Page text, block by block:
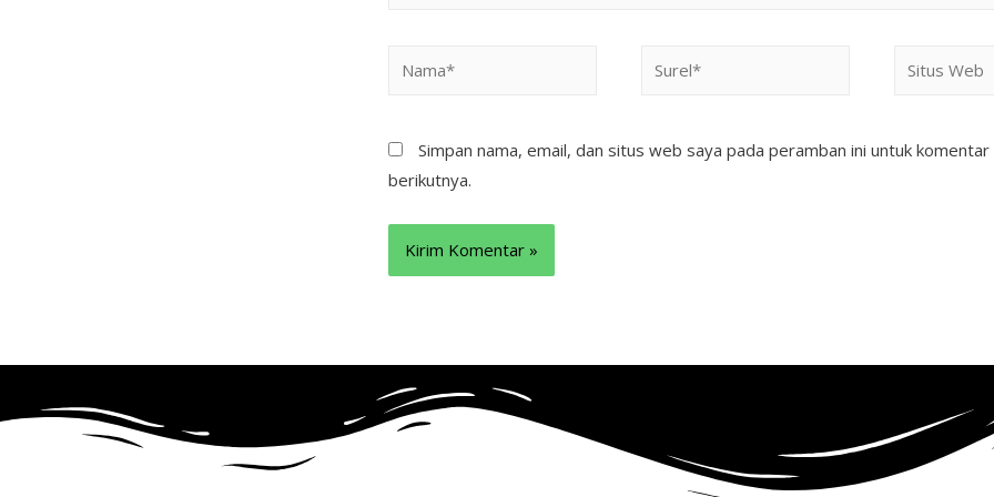
Simpan nama, email, dan situs web saya pada peramban ini untuk komentar
berikutnya.